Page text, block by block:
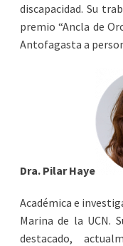
discapacidad. Su
premio “Ancla de
Antofagasta a
Dra. Pilar Haye
Académica e
Marina de la UCN.
destacado,